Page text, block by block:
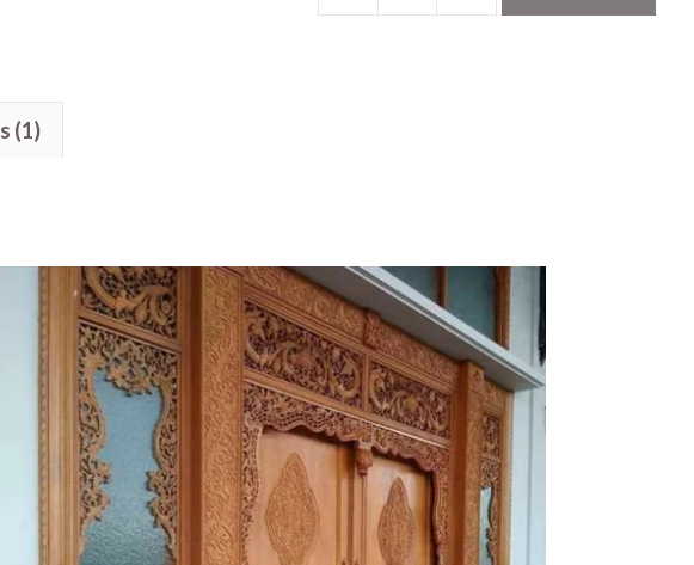
Motif
Elegan
quantity
(1)